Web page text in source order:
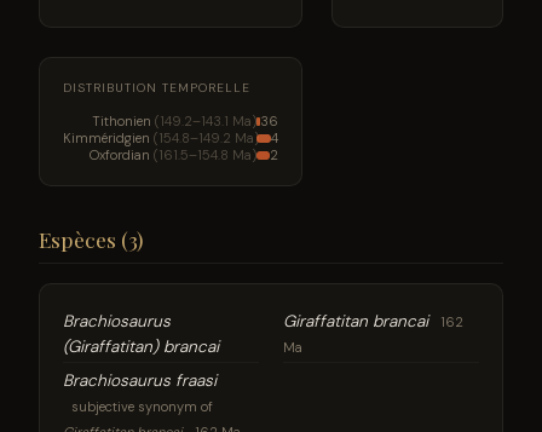
DISTRIBUTION TEMPORELLE
Tithonien (149.2–143.1 Ma) 36
Kimméridgien (154.8–149.2 Ma)
4
Oxfordian (161.5–154.8 Ma) 2
Espèces (3)
Brachiosaurus
(Giraffatitan) brancai
Brachiosaurus fraasi
subjective synonym of
Giraffatitan brancai
162
Ma